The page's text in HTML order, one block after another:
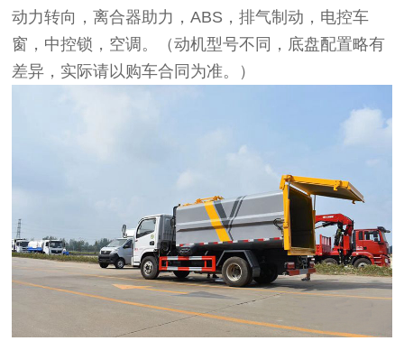
动力转向，离合器助力，ABS，排气制动，电控车
窗，中控锁，空调。（动机型号不同，底盘配置略有
差异，实际请以购车合同为准。）